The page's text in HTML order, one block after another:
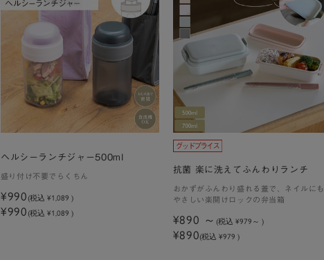
ヘルシーランチジャー500ml
盛り付け不要でらくちん
¥990 (税込 ¥1,089 )
¥990 (税込 ¥1,089 )
抗菌 楽に洗えてふんわりランチ
おかずがふんわり盛れる蓋で、ネイルにも
やさしい楽開けロックの弁当箱
¥890 (税込 ¥979 )
¥890(税込 ¥979 )